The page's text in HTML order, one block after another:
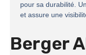
pour sa durabilité.
et assure une
Berger